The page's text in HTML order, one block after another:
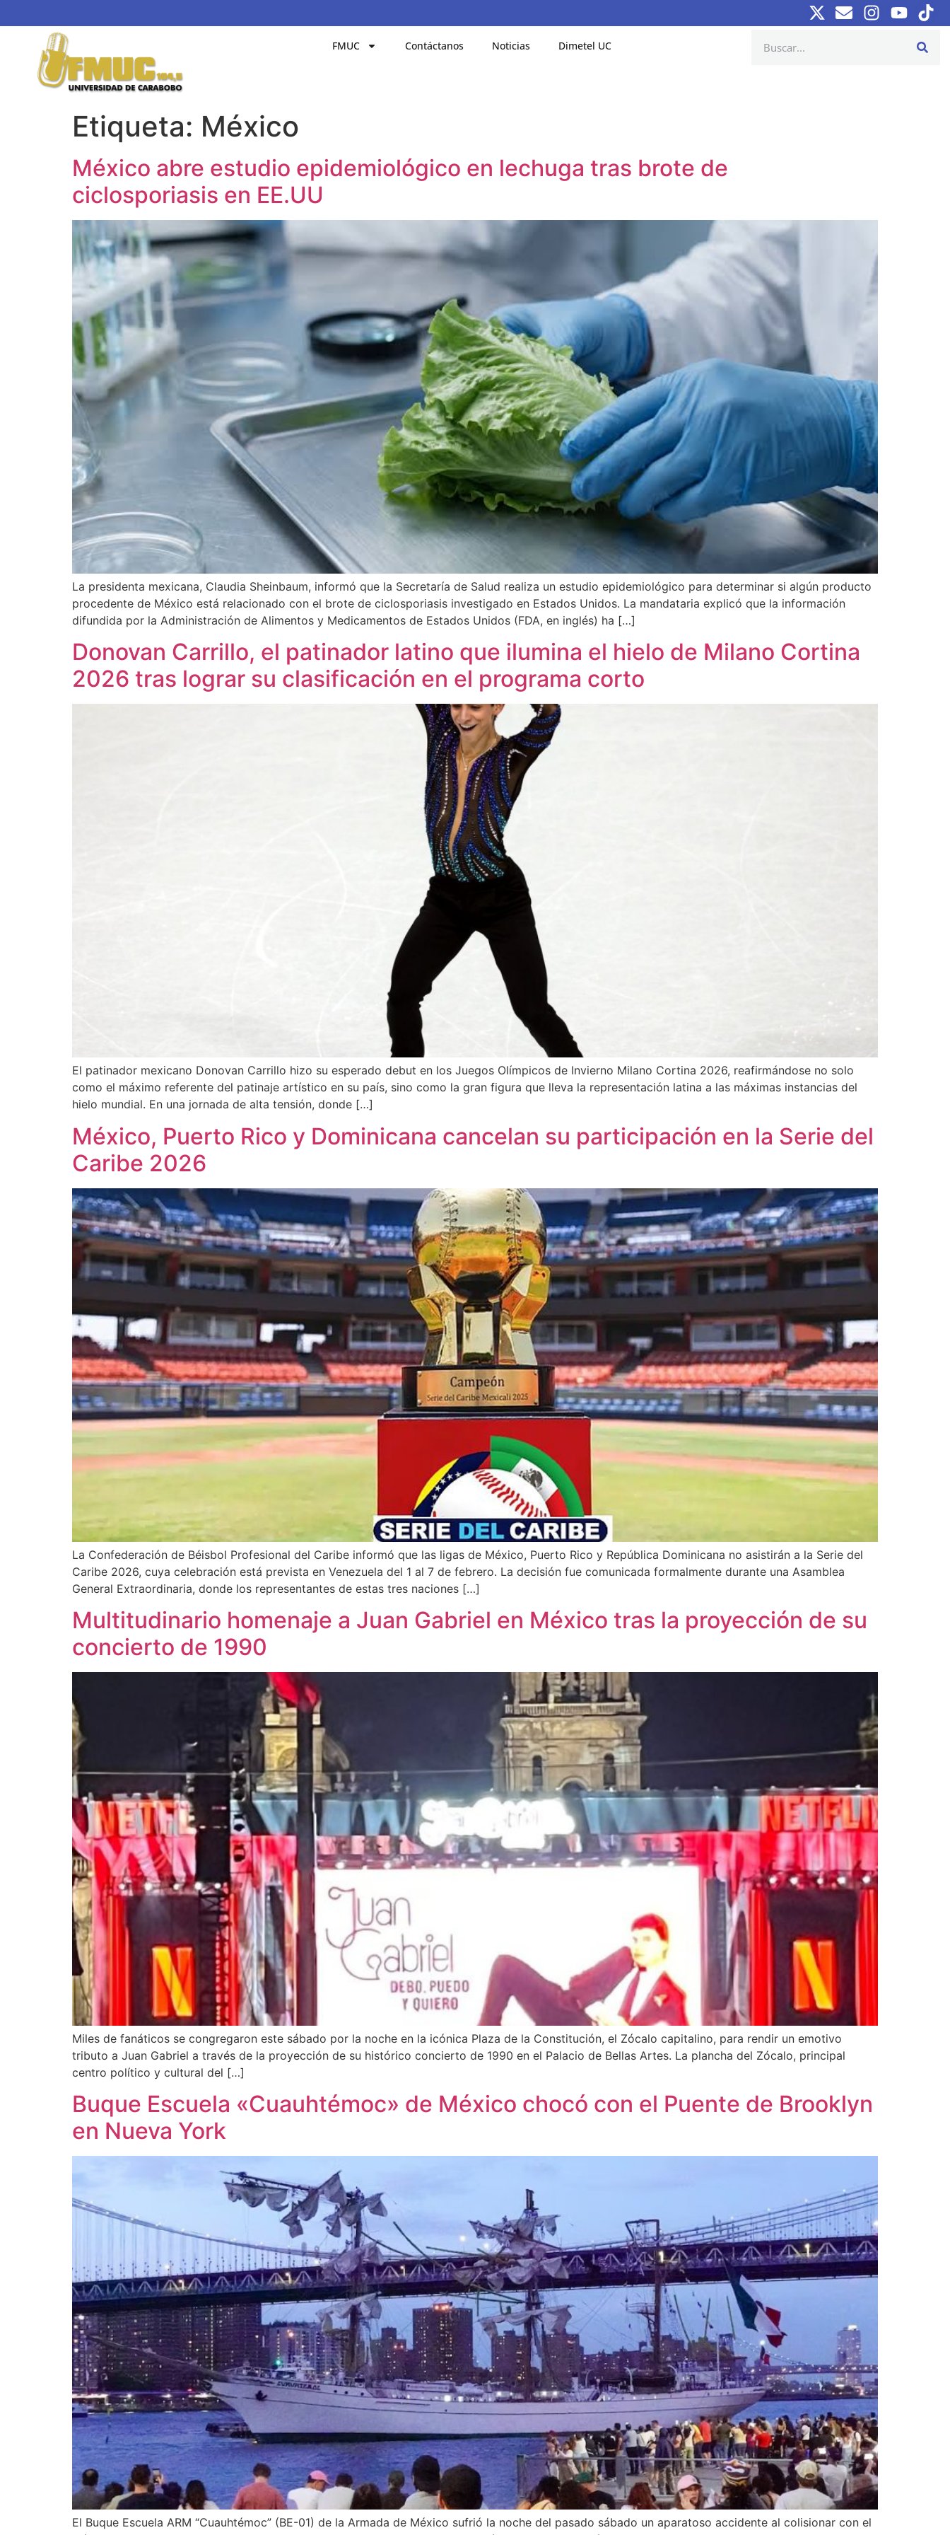
FMUC Contáctanos Noticias Dimetel UC
Etiqueta: México
México abre estudio epidemiológico en lechuga tras brote de
ciclosporiasis en EE.UU
La presidenta mexicana, Claudia Sheinbaum, informó que la Secretaría de Salud realiza un estudio epidemiológico para determinar si algún producto
procedente de México está relacionado con el brote de ciclosporiasis investigado en Estados Unidos. La mandataria explicó que la información
difundida por la Administración de Alimentos y Medicamentos de Estados Unidos (FDA, en inglés) ha […]
Donovan Carrillo, el patinador latino que ilumina el hielo de Milano Cortina
2026 tras lograr su clasificación en el programa corto
El patinador mexicano Donovan Carrillo hizo su esperado debut en los Juegos Olímpicos de Invierno Milano Cortina 2026, reafirmándose no solo
como el máximo referente del patinaje artístico en su país, sino como la gran figura que lleva la representación latina a las máximas instancias del
hielo mundial. En una jornada de alta tensión, donde […]
México, Puerto Rico y Dominicana cancelan su participación en la Serie del
Caribe 2026
La Confederación de Béisbol Profesional del Caribe informó que las ligas de México, Puerto Rico y República Dominicana no asistirán a la Serie del
Caribe 2026, cuya celebración está prevista en Venezuela del 1 al 7 de febrero. La decisión fue comunicada formalmente durante una Asamblea
General Extraordinaria, donde los representantes de estas tres naciones […]
Multitudinario homenaje a Juan Gabriel en México tras la proyección de su
concierto de 1990
Miles de fanáticos se congregaron este sábado por la noche en la icónica Plaza de la Constitución, el Zócalo capitalino, para rendir un emotivo
tributo a Juan Gabriel a través de la proyección de su histórico concierto de 1990 en el Palacio de Bellas Artes. La plancha del Zócalo, principal
centro político y cultural del […]
Buque Escuela «Cuauhtémoc» de México chocó con el Puente de Brooklyn
en Nueva York
El Buque Escuela ARM “Cuauhtémoc” (BE-01) de la Armada de México sufrió la noche del pasado sábado un aparatoso accidente al colisionar con el